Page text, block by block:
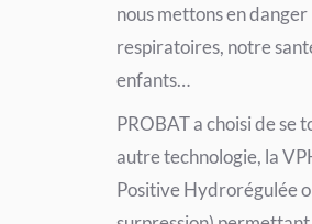
nous mettons en danger
respiratoires, notre
enfants…
PROBAT a choisi de se
autre technologie, la
Positive Hydrorégulée